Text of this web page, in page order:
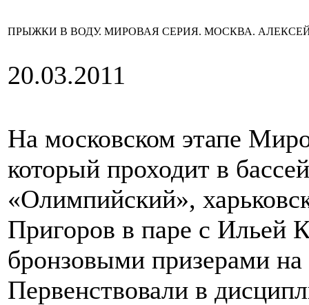
ПРЫЖКИ В ВОДУ. МИРОВАЯ СЕРИЯ. МОСКВА.
20.03.2011
На московском этапе
который проходит в
«Олимпийский»,
Пригоров в паре с Ильей
бронзовыми призерами
Первенствовали в